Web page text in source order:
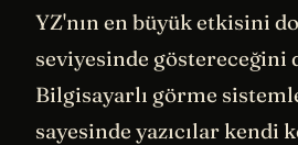
YZ'nın en büyük etkisini
seviyesinde göstereceğini
Bilgisayarlı görme
sayesinde yazıcılar kendi